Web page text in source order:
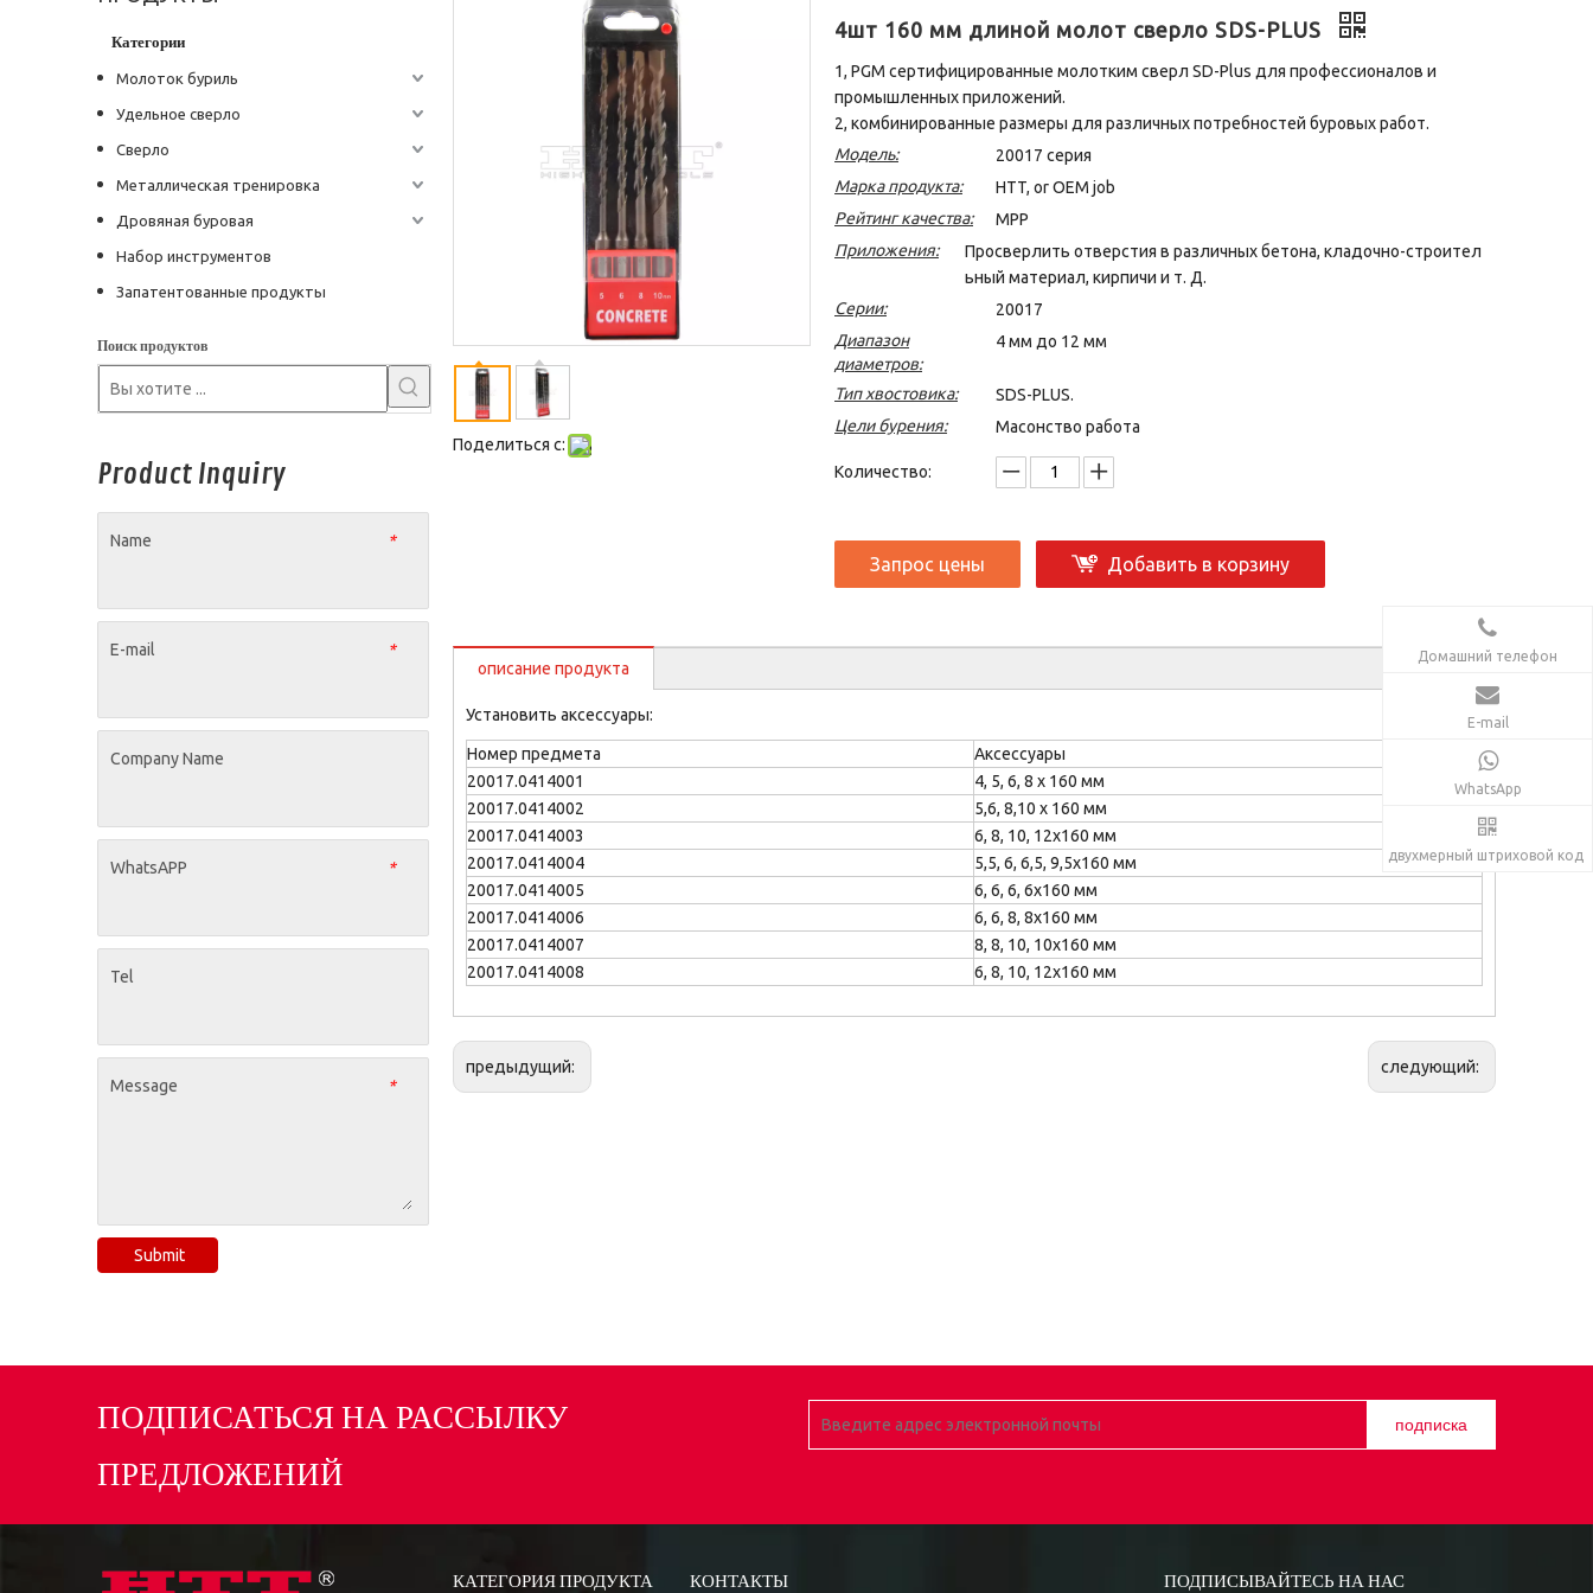
Категории
Молоток буриль
Удельное сверло
Сверло
Металлическая тренировка
Дровяная буровая
Набор инструментов
Запатентованные продукты
Поиск продуктов
Product Inquiry
*
Name
*
E-mail
Company Name
*
WhatsAPP
Tel
*
Message
Submit
Поделиться с:
4шт 160 мм длиной молот сверло SDS-PLUS
1, PGM сертифицированные молотким сверл SD-Plus для профессионалов и
промышленных приложений.
2, комбинированные размеры для различных потребностей буровых работ.
Модель:
20017 серия
Марка продукта:
HTT, or OEM job
Рейтинг качества:
MPP
Приложения:
Просверлить отверстия в различных бетона, кладочно-строител
ьный материал, кирпичи и т. Д.
Серии:
20017
Диапазон
диаметров:
4 мм до 12 мм
Тип хвостовика:
SDS-PLUS.
Цели бурения:
Масонство работа
Количество:
Запрос цены Добавить в корзину
описание продукта
Установить аксессуары:
Номер предмета
Аксессуары
20017.0414001
4, 5, 6, 8 х 160 мм
20017.0414002
5,6, 8,10 х 160 мм
20017.0414003
6, 8, 10, 12x160 мм
20017.0414004
5,5, 6, 6,5, 9,5x160 мм
20017.0414005
6, 6, 6, 6x160 мм
20017.0414006
6, 6, 8, 8x160 мм
20017.0414007
8, 8, 10, 10x160 мм
20017.0414008
6, 8, 10, 12x160 мм
предыдущий: следующий:
ПОДПИСАТЬСЯ НА РАССЫЛКУ
ПРЕДЛОЖЕНИЙ
подписка
КАТЕГОРИЯ ПРОДУКТА КОНТАКТЫ ПОДПИСЫВАЙТЕСЬ НА НАС
Домашний телефон
E-mail
WhatsApp
двухмерный штриховой код